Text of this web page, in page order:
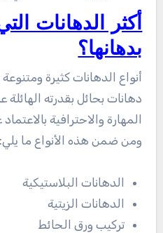
أكثر الدهانات
بدهانها؟
أنواع الدهانات كثيرة
دهانات بحائل بقدرته
المهارة والاحترافية
ومن ضمن هذه الأنواع ما يلي:
الدهانات البلاستيكية
الدهانات الزيتية
تركيب ورق الحائط